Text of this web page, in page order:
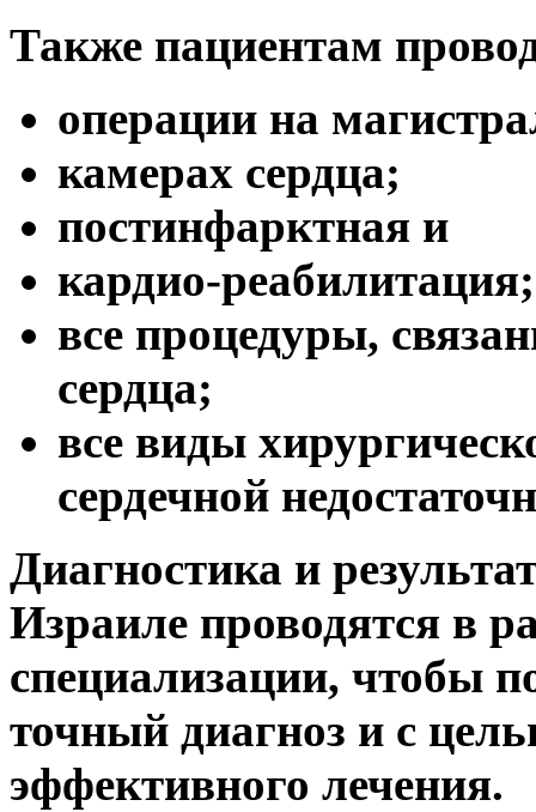
Также пациентам
операции на
камерах сердца;
постинфарктная и
кардио-реабилитация;
все процедуры,
сердца;
все виды
сердечной
Диагностика и
Израиле проводятся в
специализации, чтобы
точный диагноз и с
эффективного лечения.